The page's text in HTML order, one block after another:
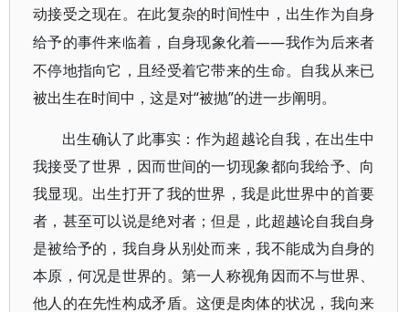
动接受之现在。在此复杂的时间性中，出生作为自身
给予的事件来临着，自身现象化着——我作为后来者
不停地指向它，且经受着它带来的生命。自我从来已
被出生在时间中，这是对“被抛”的进一步阐明。
出生确认了此事实：作为超越论自我，在出生中
我接受了世界，因而世间的一切现象都向我给予、向
我显现。出生打开了我的世界，我是此世界中的首要
者，甚至可以说是绝对者；但是，此超越论自我自身
是被给予的，我自身从别处而来，我不能成为自身的
本原，何况是世界的。第一人称视角因而不与世界、
他人的在先性构成矛盾。这便是肉体的状况，我向来